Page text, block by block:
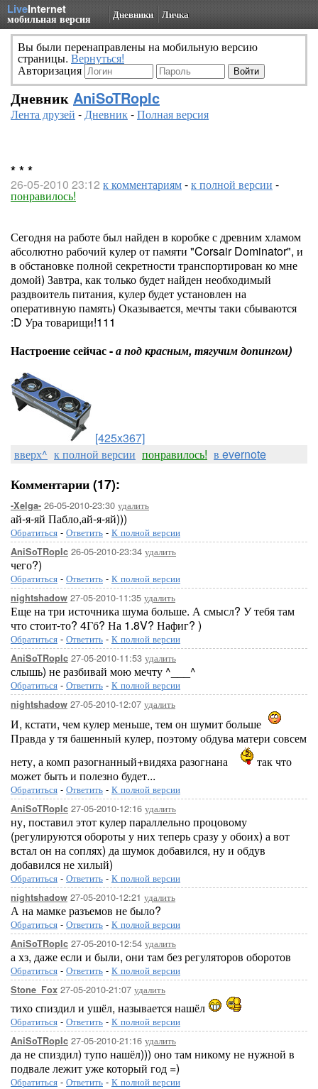
LiveInternet
мобильная версия Дневники Личка
Вы были перенаправлены на мобильную версию
страницы. Вернуться!
Авторизация
Дневник AniSoTRopIc
Лента друзей -Дневник-Полная версия
* * *
26-05-2010 23:12 к комментариям-к полной версии -
понравилось!
Сегодня на работе был найден в коробке с древним хламом
абсолютно рабочий кулер от памяти "Corsair Dominator", и
в обстановке полной секретности транспортирован ко мне
домой) Завтра, как только будет найден необходимый
раздвоитель питания, кулер будет установлен на
оперативную память) Оказывается, мечты таки сбываются
:D Ура товарищи!111
Настроение сейчас -а под красным, тягучим допингом)
[425x367]
вверх^ к полной версии понравилось! в evernote
Комментарии (17):
-Xelga- 26-05-2010-23:30 удалить
ай-я-яй Пабло,ай-я-яй)))
Обратиться - Ответить - К полной версии
AniSoTRopIc 26-05-2010-23:34 удалить
чего?)
Обратиться - Ответить - К полной версии
nightshadow 27-05-2010-11:35 удалить
Еще на три источника шума больше. А смысл? У тебя там
что стоит-то? 4Гб? На 1.8V? Нафиг? )
Обратиться - Ответить - К полной версии
AniSoTRopIc 27-05-2010-11:53 удалить
слышь) не разбивай мою мечту ^___^
Обратиться - Ответить - К полной версии
nightshadow 27-05-2010-12:07 удалить
И, кстати, чем кулер меньше, тем он шумит больше
Правда у тя башенный кулер, поэтому обдува матери совсем
нету, а комп разогнанный+видяха разогнана
так что
может быть и полезно будет...
Обратиться - Ответить - К полной версии
AniSoTRopIc 27-05-2010-12:16 удалить
ну, поставил этот кулер параллельно процовому
(регулируются обороты у них теперь сразу у обоих) а вот
встал он на соплях) да шумок добавился, ну и обдув
добавился не хилый)
Обратиться - Ответить - К полной версии
nightshadow 27-05-2010-12:21 удалить
А на мамке разъемов не было?
Обратиться - Ответить - К полной версии
AniSoTRopIc 27-05-2010-12:54 удалить
а хз, даже если и были, они там без регуляторов оборотов
Обратиться - Ответить - К полной версии
Stone_Fox 27-05-2010-21:07 удалить
тихо спиздил и ушёл, называется нашёл
Обратиться - Ответить - К полной версии
AniSoTRopIc 27-05-2010-21:16 удалить
да не спиздил) тупо нашёл))) оно там никому не нужной в
подвале лежит уже который год =)
Обратиться - Ответить - К полной версии